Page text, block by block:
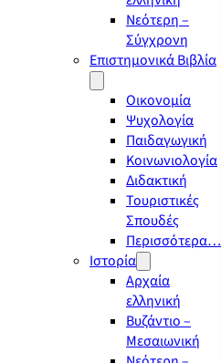
Νεότερη –
Σύγχρονη
Επιστημονικά Βιβλία
Οικονομία
Ψυχολογία
Παιδαγωγική
Κοινωνιολογία
Διδακτική
Τουριστικές
Σπουδές
Περισσότερα…
Ιστορία
Αρχαία
ελληνική
Βυζάντιο –
Μεσαιωνική